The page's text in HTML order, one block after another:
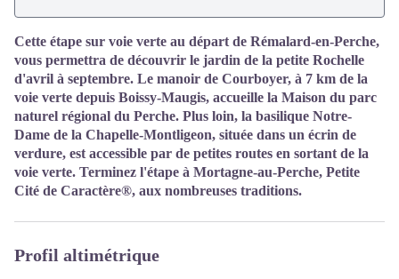
Cette étape sur voie verte au départ de Rémalard-en-Perche,
vous permettra de découvrir le jardin de la petite Rochelle
d'avril à septembre. Le manoir de Courboyer, à 7 km de la
voie verte depuis Boissy-Maugis, accueille la Maison du parc
naturel régional du Perche. Plus loin, la basilique Notre-
Dame de la Chapelle-Montligeon, située dans un écrin de
verdure, est accessible par de petites routes en sortant de la
voie verte. Terminez l'étape à Mortagne-au-Perche, Petite
Cité de Caractère®, aux nombreuses traditions.
Profil altimétrique